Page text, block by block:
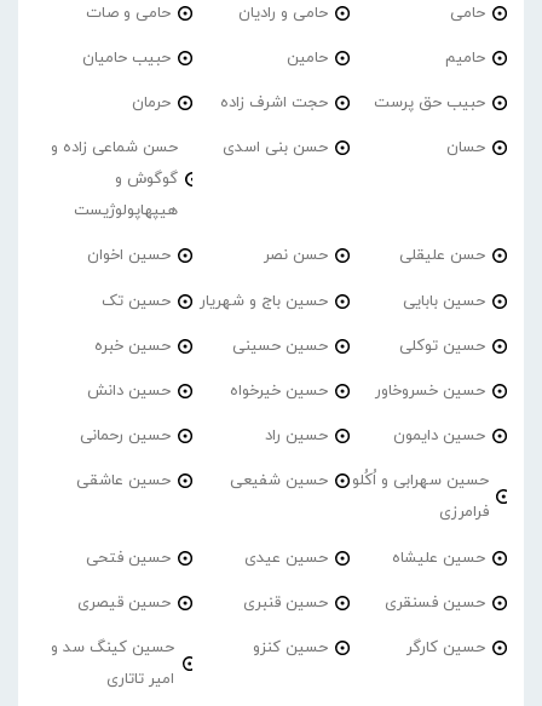
حامی حامی و رادیان حامی و صات
حامیم حامین حبیب حامیان
حبیب حق پرست حجت اشرف زاده حرمان
حسان حسن بنی اسدی
حسن شماعی زاده و
گوگوش و
هیپهاپولوژیست
حسن علیقلی حسن نصر حسین اخوان
حسین بابایی حسین باج و شهریار حسین تک
حسین توکلی حسین حسینی حسین خبره
حسین خسروخاور حسین خیرخواه حسین دانش
حسین دایمون حسین راد حسین رحمانی
حسین سهرابی و اُکُلو
فرامرزی
حسین شفیعی حسین عاشقی
حسین علیشاه حسین عیدی حسین فتحی
حسین فسنقری حسین قنبری حسین قیصری
حسین کارگر حسین کنزو
حسین کینگ سد و
امیر تاتاری